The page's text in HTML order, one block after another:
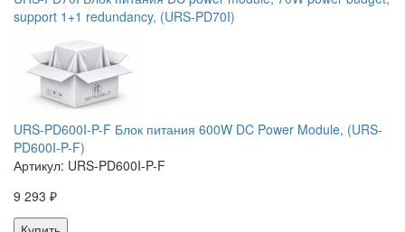
support 1+1 redundancy, (URS-PD70I)
URS-PD600I-P-F Блок питания 600W DC Power Module, (URS-
PD600I-P-F)
Артикул: URS-PD600I-P-F
9 293 ₽